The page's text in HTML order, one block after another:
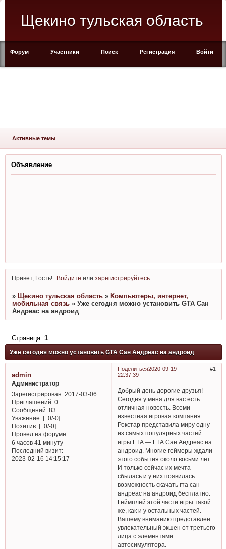
Щекино тульская область
Форум Участники Поиск Регистрация Войти
Активные темы
Объявление
Привет, Гость! Войдите илизарегистрируйтесь
» Щекино тульская область » Компьютеры, интернет,
мобильная связь » Уже сегодня можно установить GTA Сан
Андреас на андроид
Уже сегодня можно установить GTA Сан Андреас на андроид
Страница: 1
Поделиться 1
2020-09-19
22:37:39
admin
Администратор
Зарегистрирован: 2017-03-06
Приглашений:0
Сообщений:83
Уважение: [+0/-0]
Позитив: [+0/-0]
Провел на форуме:
6 часов 41 минуту
Последний визит:
2023-02-16 14:15:17
Добрый день дорогие друзья!
Сегодня у меня для вас есть
отличная новость. Всеми
известная игровая компания
Рокстар представила миру одну
из самых популярных частей
игры ГТА — ГТА Сан Андреас на
андроид. Многие геймеры ждали
этого события около восьми лет.
И только сейчас их мечта
сбылась и у них появилась
возможность скачать гта сан
андреас на андроид бесплатно.
Геймплей этой части игры такой
же, как и у остальных частей.
Вашему вниманию представлен
увлекательный экшен от третьего
лица с элементами
автосимулятора.